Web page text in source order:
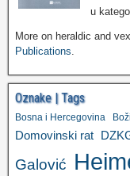
u
More on heraldic and
Publications.
Oznake | Tags
Bosna i Hercegovina
Domovinski rat
Galović